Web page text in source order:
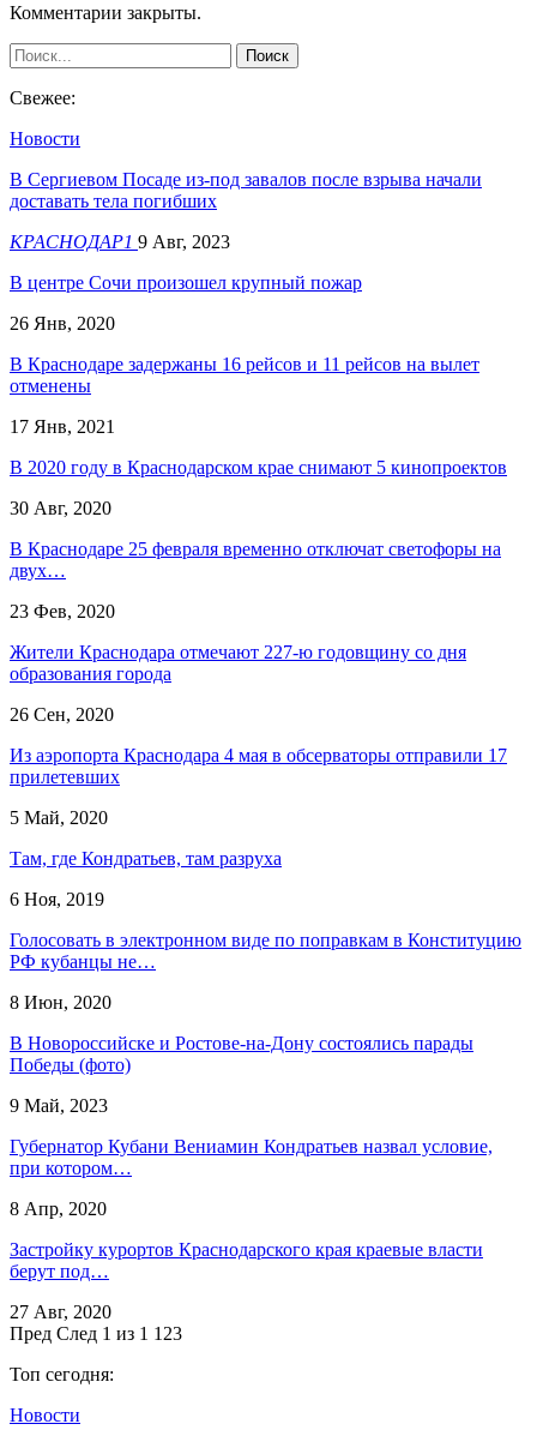
Комментарии закрыты.
Свежее:
Новости
В Сергиевом Посаде из-под завалов после взрыва начали
доставать тела погибших
КРАСНОДАР1 9 Авг, 2023
В центре Сочи произошел крупный пожар
26 Янв, 2020
В Краснодаре задержаны 16 рейсов и 11 рейсов на вылет
отменены
17 Янв, 2021
В 2020 году в Краснодарском крае снимают 5 кинопроектов
30 Авг, 2020
В Краснодаре 25 февраля временно отключат светофоры на
двух…
23 Фев, 2020
Жители Краснодара отмечают 227-ю годовщину со дня
образования города
26 Сен, 2020
Из аэропорта Краснодара 4 мая в обсерваторы отправили 17
прилетевших
5 Май, 2020
Там, где Кондратьев, там разруха
6 Ноя, 2019
Голосовать в электронном виде по поправкам в Конституцию
РФ кубанцы не…
8 Июн, 2020
​В Новороссийске и Ростове-на-Дону состоялись парады
Победы (фото)
9 Май, 2023
Губернатор Кубани Вениамин Кондратьев назвал условие,
при котором…
8 Апр, 2020
Застройку курортов Краснодарского края краевые власти
берут под…
27 Авг, 2020
Пред След 1 из 1 123
Топ сегодня:
Новости